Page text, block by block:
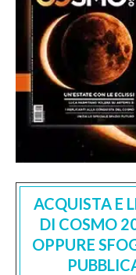
ACQUISTA E
DI COSMO
OPPURE